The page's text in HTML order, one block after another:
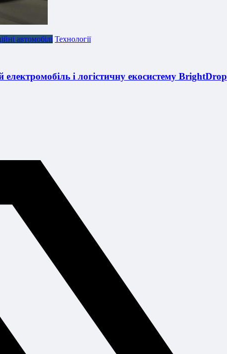
автомобілі Технології
і логістичну екосистему BrightDrop